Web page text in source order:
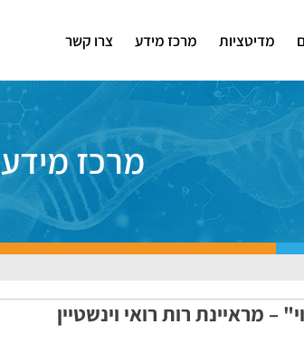
מדיטציות מרכז מידע צרו קשר
מרכז מידע
– מראיינת רות רואי וינשטיין